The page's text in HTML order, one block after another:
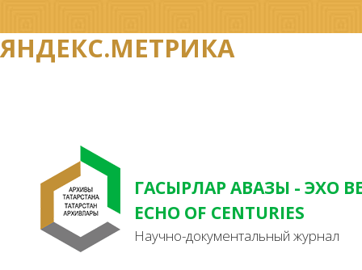
ЯНДЕКС.МЕТРИКА
ГАСЫРЛАР АВАЗЫ - ЭХО
ECHO OF CENTURIES
Научно-документальный журнал